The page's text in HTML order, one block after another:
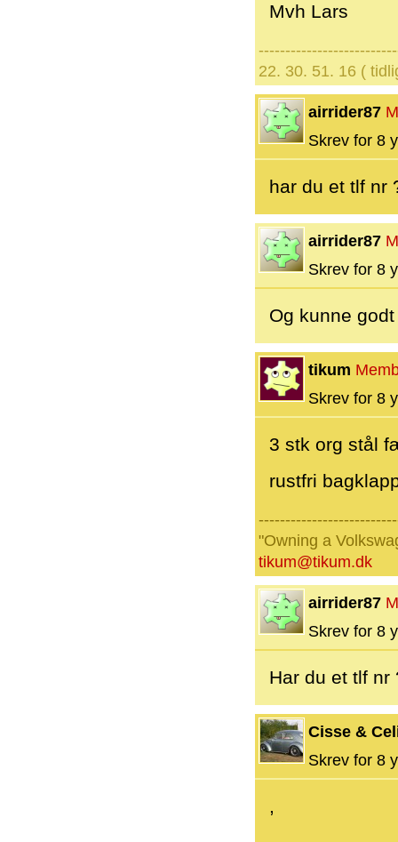
Mvh Lars
22. 30. 51. 16 (
airrider87
Skrev for 8
har du et tlf nr
airrider87
Skrev for 8
Og kunne
tikum
Skrev for 8
3 stk org stål
rustfri
"Owning a
tikum@tikum.dk
airrider87
Skrev for 8
Har du et tlf nr
Cisse &
Skrev for 8
,